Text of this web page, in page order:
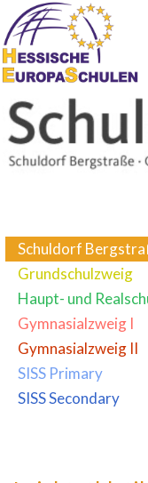
Schuldorf
Grundschulzweig
Haupt- und
Gymnasialzweig I
Gymnasialzweig II
SISS Primary
SISS Secondary